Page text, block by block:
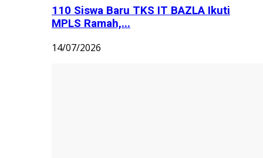
110 Siswa Baru TKS IT BAZLA Ikuti
MPLS Ramah,...
14/07/2026